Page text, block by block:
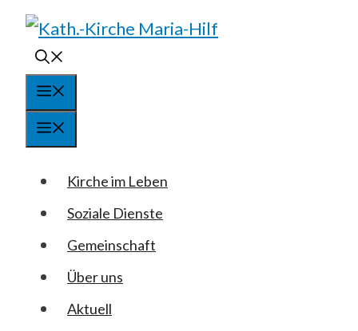
Springe
zum
Inhalt
Kirche im Leben
Soziale Dienste
Gemeinschaft
Über uns
Aktuell